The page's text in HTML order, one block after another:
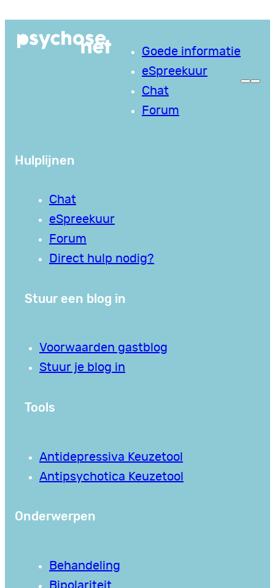
naar
Goede informatie
eSpreekuur
Chat
Forum
Hulplijnen
Chat
eSpreekuur
Forum
Direct hulp nodig?
Stuur een blog in
Voorwaarden gastblog
Stuur je blog in
Tools
Antidepressiva Keuzetool
Antipsychotica Keuzetool
Onderwerpen
Behandeling
Bipolariteit